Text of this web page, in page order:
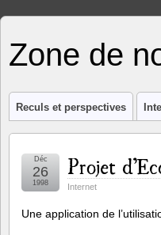
Zone de
Reculs et perspectives
Projet
Internet
Déc
26
1998
Une application de